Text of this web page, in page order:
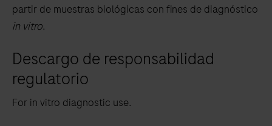
partir de muestras biológicas con fines de diagnóstico
in vitro.
Descargo de responsabilidad
regulatorio
For in vitro diagnostic use.